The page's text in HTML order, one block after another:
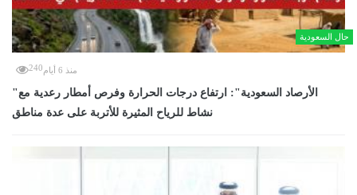
حال السعودية
منذ 6 أيام 240
"الأرصاد السعودية": ارتفاع درجات الحرارة وفرص أمطار رعدية مع
نشاط للرياح المثيرة للأتربة على عدة مناطق